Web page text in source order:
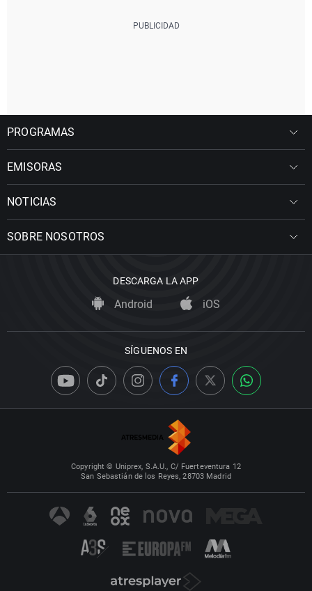
PROGRAMAS
EMISORAS
NOTICIAS
SOBRE NOSOTROS
DESCARGA LA APP
Android iOS
SÍGUENOS EN
Copyright © Uniprex, S.A.U., C/ Fuerteventura 12
San Sebastián de los Reyes, 28703 Madrid